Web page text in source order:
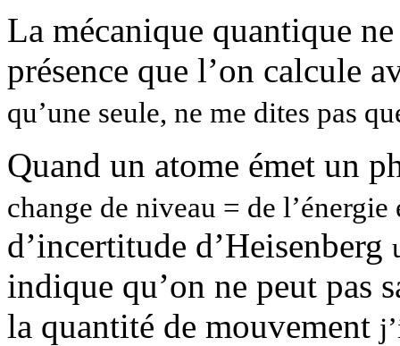
La mécanique quantique
présence que l’on calcule
qu’une seule, ne me dites pas
Quand un atome émet un
change de niveau = de l’énergie
d’incertitude d’Heisenberg
indique qu’on ne peut pas
la quantité de mouvement